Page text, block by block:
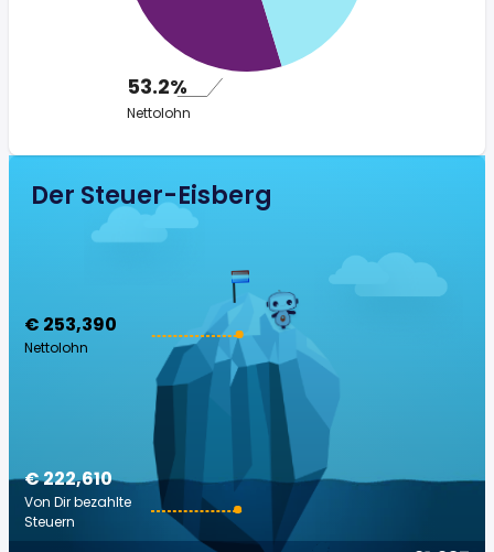
53.2%
Nettolohn
Der Steuer-Eisberg
€ 253,390
Nettolohn
€ 222,610
Von Dir bezahlte
Steuern